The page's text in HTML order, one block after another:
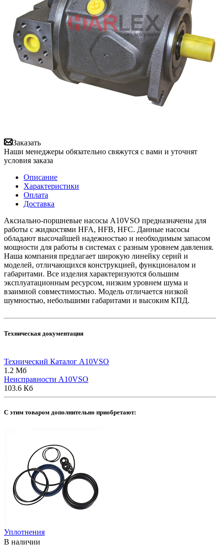
Заказать
Наши менеджеры обязательно свяжутся с вами и уточнят
условия заказа
Описание
Характеристики
Оплата
Доставка
Аксиально-поршневые насосы A10VSO предназначены для
работы с жидкостями HFA, HFB, HFC. Данные насосы
обладают высочайшей надежностью и необходимым запасом
мощности для работы в системах с разным уровнем давления.
Наша компания предлагает широкую линейку серий и
моделей, отличающихся конструкцией, функционалом и
габаритами. Все изделия характеризуются большим
эксплуатационным ресурсом, низким уровнем шума и
взаимной совместимостью. Модель отличается низкой
шумностью, небольшими габаритами и высоким КПД.
Техническая документация
Технический Каталог A10VSO
1.2 Мб
Неисправности A10VSO
103.6 Кб
C этим товаром дополнительно приобретают:
Уплотнения
В наличии